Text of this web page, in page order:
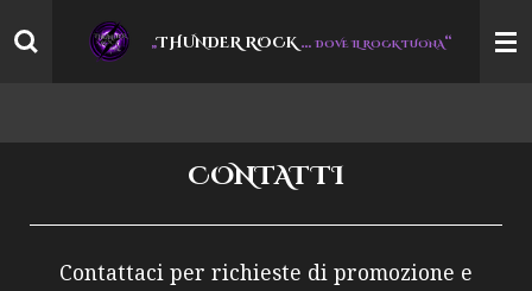
Vai
„THUNDER ROCK… DOVE IL ROCK TUONA“
CONTATTI
Contattaci per richieste di promozione e